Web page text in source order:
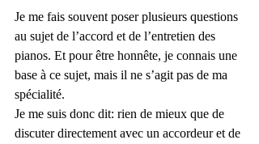
Je me fais souvent poser plusieurs questions
au sujet de l’accord et de l’entretien des
pianos. Et pour être honnête, je connais une
base à ce sujet, mais il ne s’agit pas de ma
spécialité.
Je me suis donc dit: rien de mieux que de
discuter directement avec un accordeur et de